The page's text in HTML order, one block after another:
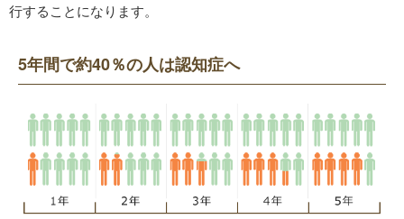
行することになります。
5年間で約40％の人は認知症へ